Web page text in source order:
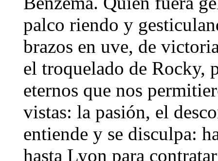
palco riendo y
brazos en uve, de
el troquelado de Rocky,
eternos que nos
vistas: la pasión, el
entiende y se disculpa:
hasta Lyon para